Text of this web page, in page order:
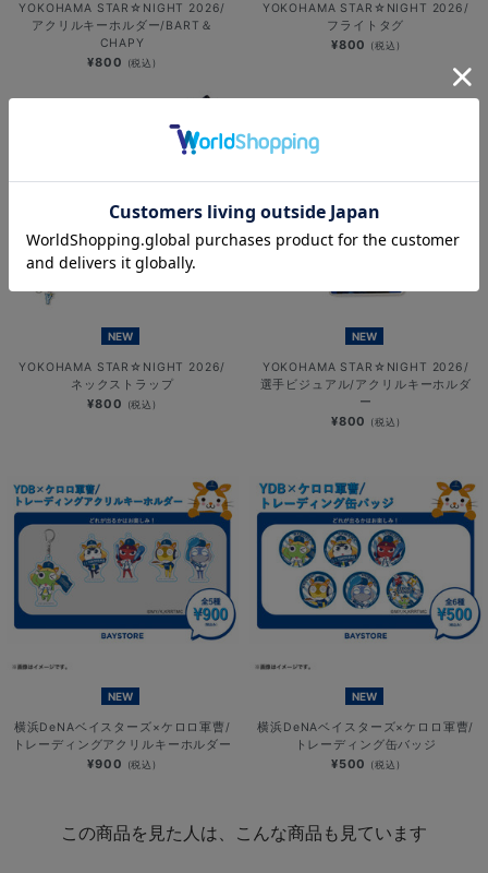
YOKOHAMA STAR☆NIGHT 2026/
アクリルキーホルダー/BART＆
CHAPY
¥800 (税込)
YOKOHAMA STAR☆NIGHT 2026/
フライトタグ
¥800 (税込)
NEW
YOKOHAMA STAR☆NIGHT 2026/
ネックストラップ
¥800 (税込)
NEW
YOKOHAMA STAR☆NIGHT 2026/
選手ビジュアル/アクリルキーホルダ
ー
¥800 (税込)
NEW
横浜DeNAベイスターズ×ケロロ軍曹/
トレーディングアクリルキーホルダー
¥900 (税込)
NEW
横浜DeNAベイスターズ×ケロロ軍曹/
トレーディング缶バッジ
¥500 (税込)
この商品を見た人は、こんな商品も見ています